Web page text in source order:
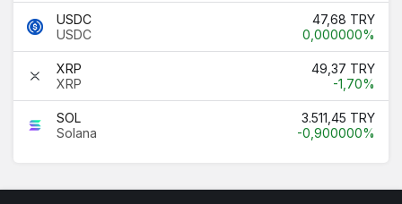
USDC
USDC
47,68 TRY
0,000000%
XRP
XRP
49,37 TRY
-1,70%
SOL
Solana
3.511,45 TRY
-0,900000%